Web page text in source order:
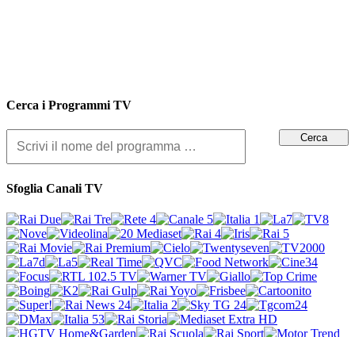
Cerca i Programmi TV
Sfoglia Canali TV